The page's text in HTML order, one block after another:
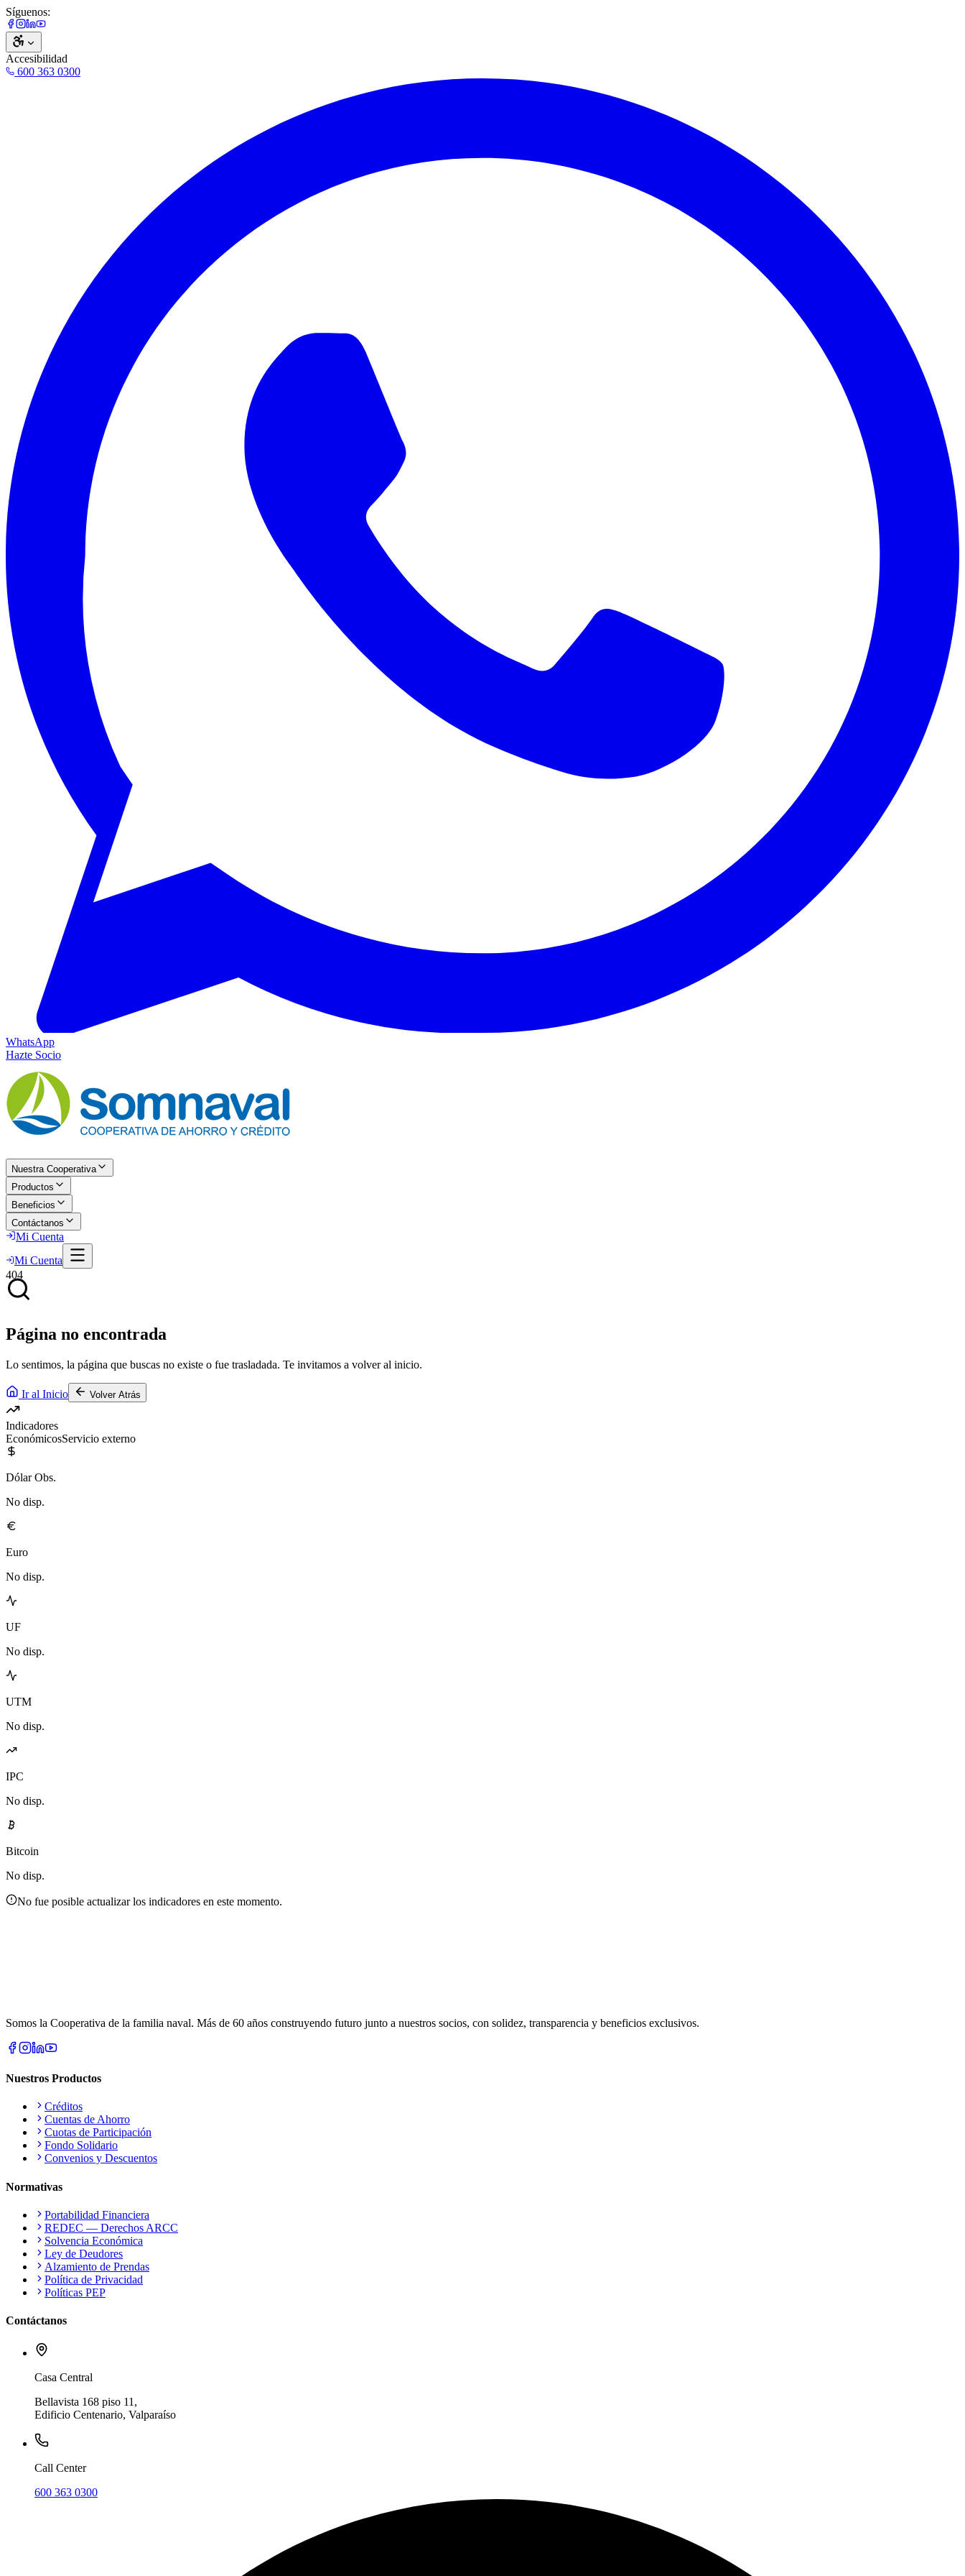
Síguenos:
Accesibilidad
600 363 0300
WhatsApp
Hazte Socio
Nuestra Cooperativa
Productos
Beneficios
Contáctanos
Mi Cuenta
Mi Cuenta
404
Página no encontrada
Lo sentimos, la página que buscas no existe o fue trasladada. Te invitamos a volver al inicio.
Ir al Inicio Volver Atrás
Indicadores
EconómicosServicio externo
Dólar Obs.
No disp.
Euro
No disp.
UF
No disp.
UTM
No disp.
IPC
No disp.
Bitcoin
No disp.
No fue posible actualizar los indicadores en este momento.
Somos la Cooperativa de la familia naval. Más de 60 años construyendo futuro junto a nuestros socios, con solidez, transparencia y beneficios exclusivos.
Nuestros Productos
Créditos
Cuentas de Ahorro
Cuotas de Participación
Fondo Solidario
Convenios y Descuentos
Normativas
Portabilidad Financiera
REDEC — Derechos ARCC
Solvencia Económica
Ley de Deudores
Alzamiento de Prendas
Política de Privacidad
Políticas PEP
Contáctanos
Casa Central
Bellavista 168 piso 11,
Edificio Centenario, Valparaíso
Call Center
600 363 0300